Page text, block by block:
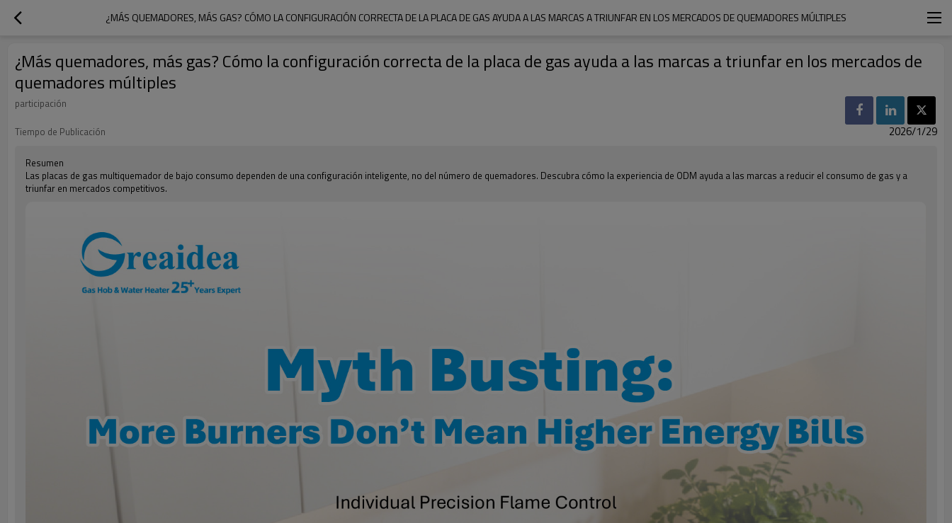
¿MÁS QUEMADORES, MÁS GAS? CÓMO LA CONFIGURACIÓN CORRECTA DE LA PLACA DE GAS AYUDA A LAS MARCAS A TRIUNFAR EN LOS MERCADOS DE QUEMADORES MÚLTIPLES
¿Más quemadores, más gas? Cómo la configuración correcta de la placa de gas ayuda a las marcas a triunfar en los mercados de
quemadores múltiples
participación
Tiempo de Publicación
2026/1/29
Resumen
Las placas de gas multiquemador de bajo consumo dependen de una configuración inteligente, no del número de quemadores. Descubra cómo la experiencia de ODM ayuda a las marcas a reducir el consumo de gas y a
triunfar en mercados competitivos.